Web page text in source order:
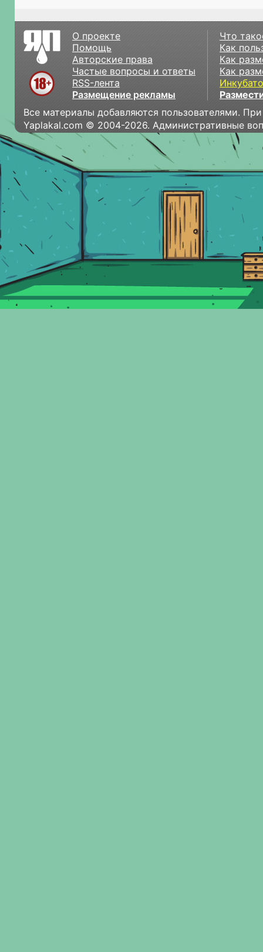
О проекте
Помощь
Авторские права
Частые вопросы и ответы
RSS-лента
Размещение рекламы
Что
Как
Как
Как
Все материалы добавляются пользователями.
Yaplakal.com © 2004-2026. Административные